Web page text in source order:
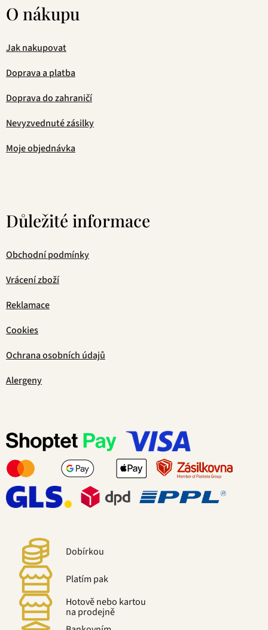
O nákupu
Jak nakupovat
Doprava a platba
Doprava do zahraničí
Nevyzvednuté zásilky
Moje objednávka
Důležité informace
Obchodní podmínky
Vrácení zboží
Reklamace
Cookies
Ochrana osobních údajů
Alergeny
Dobírkou
Platím pak
Hotově nebo kartou
na prodejně